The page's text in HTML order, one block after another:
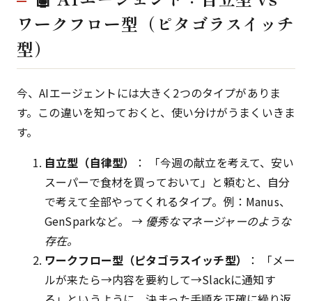
ワークフロー型（ピタゴラスイッチ
型）
今、AIエージェントには大きく2つのタイプがありま
す。この違いを知っておくと、使い分けがうまくいきま
す。
自立型（自律型）
： 「今週の献立を考えて、安い
スーパーで食材を買っておいて」と頼むと、自分
で考えて全部やってくれるタイプ。例：Manus、
GenSparkなど。 → 優秀なマネージャーのような
存在。
ワークフロー型（ピタゴラスイッチ型）
： 「メー
ルが来たら→内容を要約して→Slackに通知す